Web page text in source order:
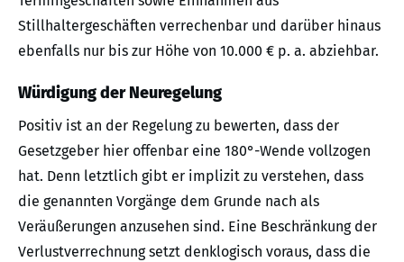
Stillhaltergeschäften verrechenbar und darüber hinaus
ebenfalls nur bis zur Höhe von 10.000 € p. a. abziehbar.
Würdigung der Neuregelung
Positiv ist an der Regelung zu bewerten, dass der
Gesetzgeber hier offenbar eine 180°-Wende vollzogen
hat. Denn letztlich gibt er implizit zu verstehen, dass
die genannten Vorgänge dem Grunde nach als
Veräußerungen anzusehen sind. Eine Beschränkung der
Verlustverrechnung setzt denklogisch voraus, dass die